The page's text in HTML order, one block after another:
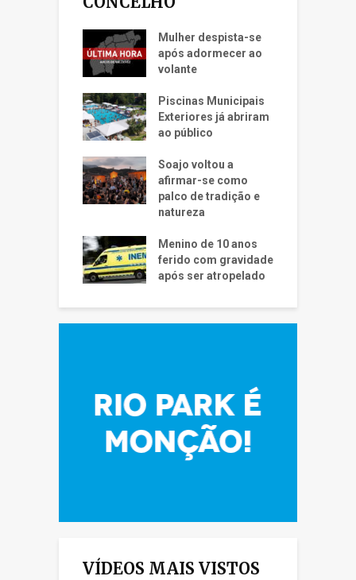
Mulher despista-se
após adormecer ao
volante
Piscinas Municipais
Exteriores já abriram
ao público
Soajo voltou a
afirmar-se como
palco de tradição e
natureza
Menino de 10 anos
ferido com gravidade
após ser atropelado
VÍDEOS MAIS VISTOS